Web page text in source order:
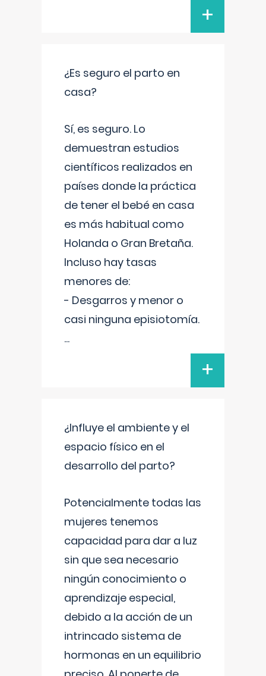
+
¿Es seguro el parto en
casa?
Sí, es seguro. Lo
demuestran estudios
científicos realizados en
países donde la práctica
de tener el bebé en casa
es más habitual como
Holanda o Gran Bretaña.
Incluso hay tasas
menores de:
- Desgarros y menor o
casi ninguna episiotomía.
...
+
¿Influye el ambiente y el
espacio físico en el
desarrollo del parto?
Potencialmente todas las
mujeres tenemos
capacidad para dar a luz
sin que sea necesario
ningún conocimiento o
aprendizaje especial,
debido a la acción de un
intrincado sistema de
hormonas en un equilibrio